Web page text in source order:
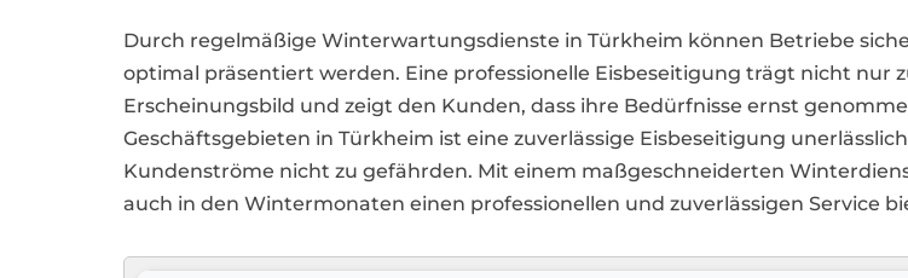
Durch regelmäßige Winterwartungsdienste in Türkheim können Betriebe
optimal präsentiert werden. Eine professionelle Eisbeseitigung trägt nicht nur
Erscheinungsbild und zeigt den Kunden, dass ihre Bedürfnisse ernst
Geschäftsgebieten in Türkheim ist eine zuverlässige Eisbeseitigung
Kundenströme nicht zu gefährden. Mit einem maßgeschneiderten
auch in den Wintermonaten einen professionellen und zuverlässigen Service